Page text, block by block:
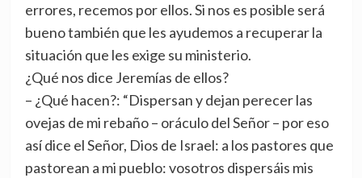
errores, recemos por ellos. Si nos es posible será
bueno también que les ayudemos a recuperar la
situación que les exige su ministerio.
¿Qué nos dice Jeremías de ellos?
– ¿Qué hacen?: “Dispersan y dejan perecer las
ovejas de mi rebaño – oráculo del Señor – por eso
así dice el Señor, Dios de Israel: a los pastores que
pastorean a mi pueblo: vosotros dispersáis mis